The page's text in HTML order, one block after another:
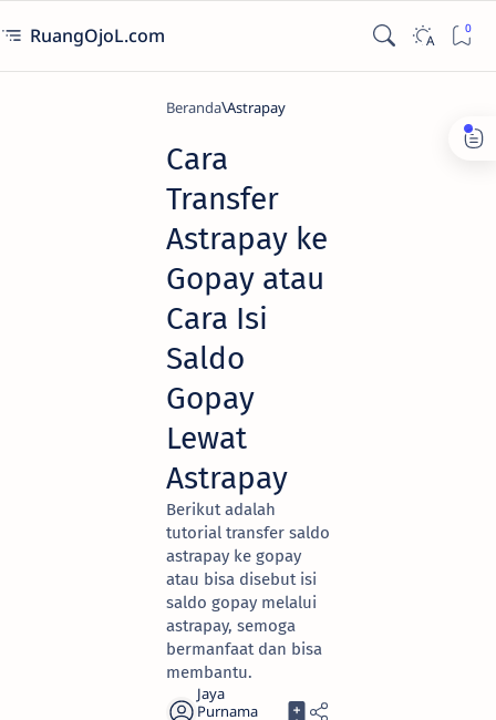
RuangOjoL.com
Beranda Astrapay
Cara
Transfer
Astrapay ke
Gopay atau
Cara Isi
Saldo
Gopay
Lewat
Astrapay
Berikut adalah
tutorial transfer saldo
astrapay ke gopay
atau bisa disebut isi
saldo gopay melalui
astrapay, semoga
bermanfaat dan bisa
membantu.